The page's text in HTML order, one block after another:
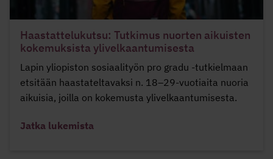
Haastattelukutsu: Tutkimus nuorten aikuisten
kokemuksista ylivelkaantumisesta
Lapin yliopiston sosiaalityön pro gradu -tutkielmaan
etsitään haastateltavaksi n. 18–29-vuotiaita nuoria
aikuisia, joilla on kokemusta ylivelkaantumisesta.
Jatka lukemista